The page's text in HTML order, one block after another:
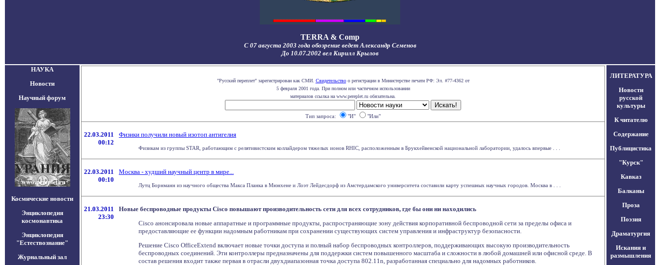
TERRA & Comp
С 07 августа 2003 года обозрение ведет Александр Семенов
До 10.07.2002 вел Кирилл Крылов
НАУКА
Новости
Научный форум
Космические новости
Энциклопедия
космонавтика
Энциклопедия
"Естествознание"
Журнальный зал
"Русский переплет" зарегистрирован как СМИ. Свидетельствоо регистрации в Министерстве печати РФ: Эл. #77-4362 от
5 февраля 2001 года. При полном или частичном использовании
материалов ссылка на www.pereplet.ru обязательна.
Тип запроса: "И" "Или"
22.03.2011
00:12
Физики получили новый изотоп антигелия
Физикам из группы STAR, работающим с релятивистским коллайдером тяжелых ионов RHIC, расположенным в Брукхейвенской национальной лаборатории, удалось впервые . . .
22.03.2011
00:10
Москва - худший научный центр в мире...
Лутц Борнманн из научного общества Макса Планка в Мюнхене и Лоэт Лейдесдорф из Амстердамского университета составили карту успешных научных городов. Москва в . . .
21.03.2011
23:30
Новые беспроводные продукты Cisco повышают производительность сети для всех сотрудников, где бы они ни находились
Cisco анонсировала новые аппаратные и программные продукты, распространяющие зону действия корпоративной беспроводной сети за пределы офиса и
предоставляющие ее функции надомным работникам при сохранении существующих систем управления и инфраструктур безопасности.
Решение Cisco OfficeExtend включает новые точки доступа и полный набор беспроводных контроллеров, поддерживающих высокую производительность
беспроводных соединений. Эти контроллеры предназначены для поддержки систем повышенного масштаба и сложности в любой домашней или офисной среде. В
состав решения входит также первая в отрасли двухдиапазонная точка доступа 802.11n, разработанная специально для надомных работников.
ЛИТЕРАТУРА
Новости
русской
культуры
К читателю
Содержание
Публицистика
"Курск"
Кавказ
Балканы
Проза
Поэзия
Драматургия
Искания и
размышления